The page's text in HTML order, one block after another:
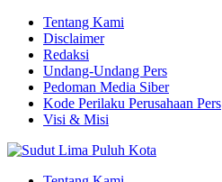
Tentang Kami
Disclaimer
Redaksi
Undang-Undang Pers
Pedoman Media Siber
Kode Perilaku Perusahaan Pers
Visi & Misi